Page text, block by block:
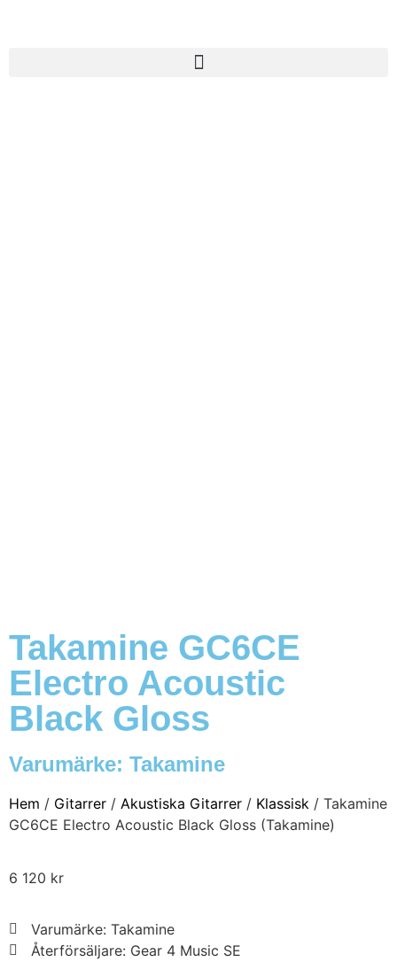
Takamine GC6CE
Electro Acoustic
Black Gloss
Varumärke: Takamine
Hem / Gitarrer / Akustiska Gitarrer / Klassisk / Takamine
GC6CE Electro Acoustic Black Gloss (Takamine)
6 120 kr
Varumärke: Takamine
Återförsäljare: Gear 4 Music SE